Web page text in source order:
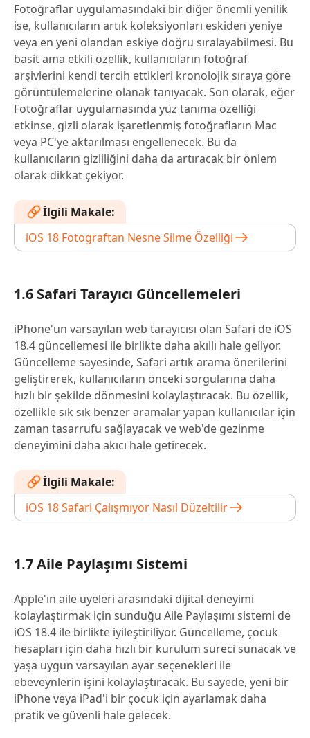
Fotoğraflar uygulamasındaki bir diğer önemli yenilik
ise, kullanıcıların artık koleksiyonları eskiden yeniye
veya en yeni olandan eskiye doğru sıralayabilmesi. Bu
basit ama etkili özellik, kullanıcıların fotoğraf
arşivlerini kendi tercih ettikleri kronolojik sıraya göre
görüntülemelerine olanak tanıyacak. Son olarak, eğer
Fotoğraflar uygulamasında yüz tanıma özelliği
etkinse, gizli olarak işaretlenmiş fotoğrafların Mac
veya PC'ye aktarılması engellenecek. Bu da
kullanıcıların gizliliğini daha da artıracak bir önlem
olarak dikkat çekiyor.
İlgili Makale:
iOS 18 Fotograftan Nesne Silme Özelliği
1.6 Safari Tarayıcı Güncellemeleri
iPhone'un varsayılan web tarayıcısı olan Safari de iOS
18.4 güncellemesi ile birlikte daha akıllı hale geliyor.
Güncelleme sayesinde, Safari artık arama önerilerini
geliştirerek, kullanıcıların önceki sorgularına daha
hızlı bir şekilde dönmesini kolaylaştıracak. Bu özellik,
özellikle sık sık benzer aramalar yapan kullanıcılar için
zaman tasarrufu sağlayacak ve web'de gezinme
deneyimini daha akıcı hale getirecek.
İlgili Makale:
iOS 18 Safari Çalışmıyor Nasıl Düzeltilir
1.7 Aile Paylaşımı Sistemi
Apple'ın aile üyeleri arasındaki dijital deneyimi
kolaylaştırmak için sunduğu Aile Paylaşımı sistemi de
iOS 18.4 ile birlikte iyileştiriliyor. Güncelleme, çocuk
hesapları için daha hızlı bir kurulum süreci sunacak ve
yaşa uygun varsayılan ayar seçenekleri ile
ebeveynlerin işini kolaylaştıracak. Bu sayede, yeni bir
iPhone veya iPad'i bir çocuk için ayarlamak daha
pratik ve güvenli hale gelecek.